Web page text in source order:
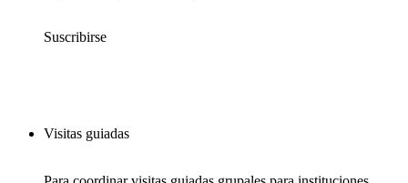
Suscribirse
Visitas guiadas